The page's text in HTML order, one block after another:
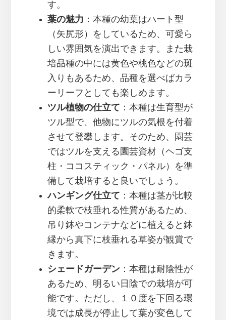
す。
葉の魅力
：本種の幼葉はハート型
（矢尻形）をしているため、可愛ら
しい雰囲気を演出できます。また栽
培品種の中には黄色や桃色などの斑
入りもあるため、品種を選べばカラ
ーリーフとしても楽しめます。
ツル植物の仕立て
：本種は生育型が
ツル型で、他物にツルの気根を付着
させて登攀します。そのため、園芸
ではツルを支える園芸資材（ヘゴ支
柱・ココスティック・パネル）を準
備して栽培すると良いでしょう。
ハンギング仕立て
：本種は茎が比較
的柔軟で枝垂れる性質があるため、
吊り鉢やコンテナなどに植えると鉢
縁から真下に枝垂れる草姿が観賞で
きます。
シェードガーデン：本種は耐陰性が
あるため、明るい日陰での栽培が可
能です。ただし、１０度を下回る環
境では成長が停止して葉が変色して